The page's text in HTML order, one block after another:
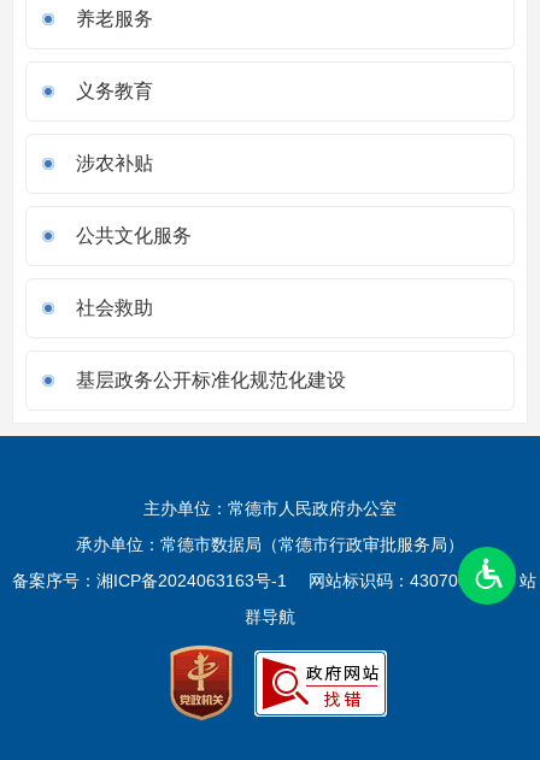
养老服务
义务教育
涉农补贴
公共文化服务
社会救助
基层政务公开标准化规范化建设
主办单位：常德市人民政府办公室
承办单位：常德市数据局（常德市行政审批服务局）
备案序号： 湘ICP备2024063163号-1 网站标识码：4307000025
站
群导航